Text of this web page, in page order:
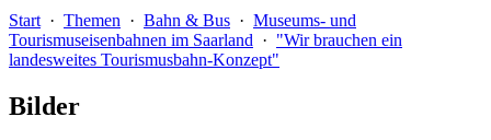
Start · Themen · Bahn & Bus · Museums- und
Tourismuseisenbahnen im Saarland · "Wir brauchen ein
landesweites Tourismusbahn-Konzept"
Bilder